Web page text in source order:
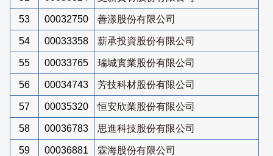
53 00032750 善漾股份有限公司
54 00033358 薪承投資股份有限公司
55 00033765 瑞城實業股份有限公司
56 00034743 芳技科材股份有限公司
57 00035320 恒安欣業股份有限公司
58 00036783 思進科技股份有限公司
59 00036881 霖海股份有限公司